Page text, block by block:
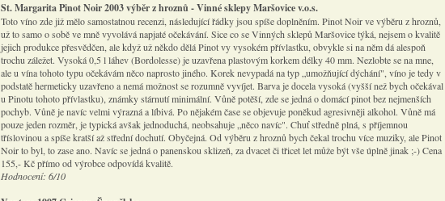
St. Margarita Pinot Noir 2003 výběr z hroznů - Vinné sklepy Maršovice v.o.s.
Toto víno zde již mělo samostatnou recenzi, následující řádky jsou spíše doplněním. Pinot Noir ve výběru z hroznů,
už to samo o sobě ve mně vyvolává napjaté očekávání. Sice co se Vinných sklepů Maršovice týká, nejsem o kvalitě
jejich produkce přesvědčen, ale když už někdo dělá Pinot vy vysokém přívlastku, obvykle si na něm dá alespoň
trochu záležet. Vysoká 0,5 l láhev (Bordolesse) je uzavřena plastovým korkem délky 40 mm. Nezlobte se na mne,
ale u vína tohoto typu očekávám něco naprosto jiného. Korek nevypadá na typ „umožňující dýchání", víno je tedy v
podstatě hermeticky uzavřeno a nemá možnost se rozumně vyvíjet. Barva je docela vysoká (vyšší než bych očekával
u Pinotu tohoto přívlastku), známky stárnutí minimální. Vůně potěší, zde se jedná o domácí pinot bez nejmenších
pochyb. Vůně je navíc velmi výrazná a líbivá. Po nějakém čase se objevuje poněkud agresivněji alkohol. Vůně má
pouze jeden rozměr, je typická avšak jednoduchá, neobsahuje „něco navíc". Chuť středně plná, s příjemnou
tříslovinou a spíše kratší až střední dochutí. Obyčejná. Od výběru z hroznů bych čekal trochu více muziky, ale Pinot
Noir to byl, to zase ano. Navíc se jedná o panenskou sklizeň, za dvacet či třicet let může být vše úplně jinak ;-) Cena
155,- Kč přímo od výrobce odpovídá kvalitě.
Hodnocení: 6/10